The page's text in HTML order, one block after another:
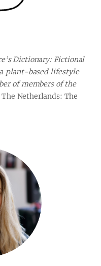
Dictionary: Fictional
plant-based lifestyle
of members of the
The Netherlands: The